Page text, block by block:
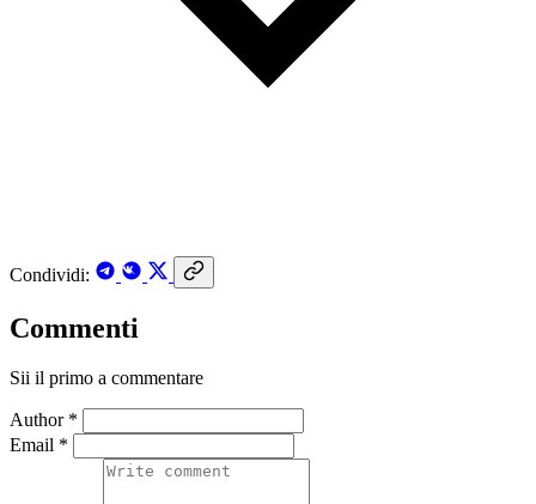
Condividi:
Commenti
Sii il primo a commentare
Author *
Email *